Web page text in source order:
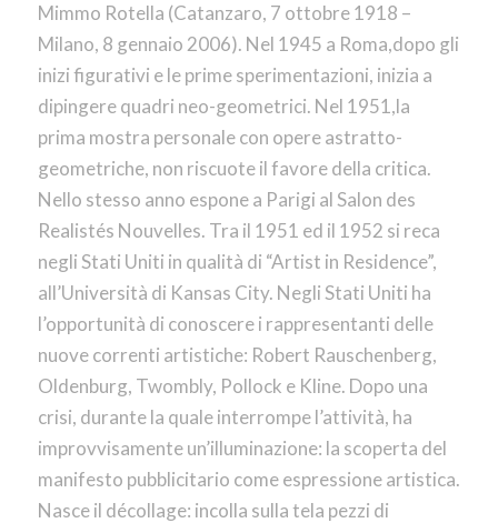
Mimmo Rotella (Catanzaro, 7 ottobre 1918 –
Milano, 8 gennaio 2006). Nel 1945 a Roma,dopo gli
inizi figurativi e le prime sperimentazioni, inizia a
dipingere quadri neo-geometrici. Nel 1951,la
prima mostra personale con opere astratto-
geometriche, non riscuote il favore della critica.
Nello stesso anno espone a Parigi al Salon des
Realistés Nouvelles. Tra il 1951 ed il 1952 si reca
negli Stati Uniti in qualità di “Artist in Residence”,
all’Università di Kansas City. Negli Stati Uniti ha
l’opportunità di conoscere i rappresentanti delle
nuove correnti artistiche: Robert Rauschenberg,
Oldenburg, Twombly, Pollock e Kline. Dopo una
crisi, durante la quale interrompe l’attività, ha
improvvisamente un’illuminazione: la scoperta del
manifesto pubblicitario come espressione artistica.
Nasce il décollage: incolla sulla tela pezzi di